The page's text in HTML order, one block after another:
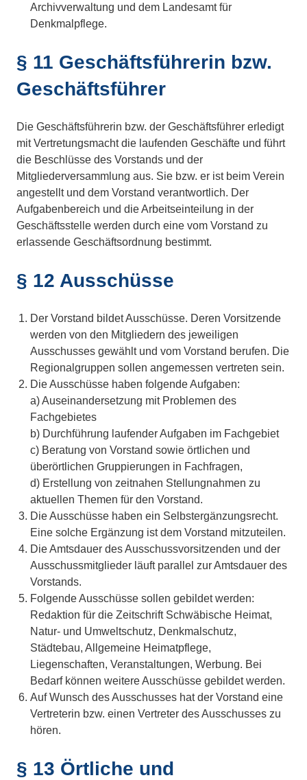
Archivverwaltung und dem Landesamt für
Denkmalpflege.
§ 11 Geschäftsführerin bzw.
Geschäftsführer
Die Geschäftsführerin bzw. der Geschäftsführer erledigt
mit Vertretungsmacht die laufenden Geschäfte und führt
die Beschlüsse des Vorstands und der
Mitgliederversammlung aus. Sie bzw. er ist beim Verein
angestellt und dem Vorstand verantwortlich. Der
Aufgabenbereich und die Arbeitseinteilung in der
Geschäftsstelle werden durch eine vom Vorstand zu
erlassende Geschäftsordnung bestimmt.
§ 12 Ausschüsse
Der Vorstand bildet Ausschüsse. Deren Vorsitzende
werden von den Mitgliedern des jeweiligen
Ausschusses gewählt und vom Vorstand berufen. Die
Regionalgruppen sollen angemessen vertreten sein.
Die Ausschüsse haben folgende Aufgaben:
a) Auseinandersetzung mit Problemen des
Fachgebietes
b) Durchführung laufender Aufgaben im Fachgebiet
c) Beratung von Vorstand sowie örtlichen und
überörtlichen Gruppierungen in Fachfragen,
d) Erstellung von zeitnahen Stellungnahmen zu
aktuellen Themen für den Vorstand.
Die Ausschüsse haben ein Selbstergänzungsrecht.
Eine solche Ergänzung ist dem Vorstand mitzuteilen.
Die Amtsdauer des Ausschussvorsitzenden und der
Ausschussmitglieder läuft parallel zur Amtsdauer des
Vorstands.
Folgende Ausschüsse sollen gebildet werden:
Redaktion für die Zeitschrift Schwäbische Heimat,
Natur- und Umweltschutz, Denkmalschutz,
Städtebau, Allgemeine Heimatpflege,
Liegenschaften, Veranstaltungen, Werbung. Bei
Bedarf können weitere Ausschüsse gebildet werden.
Auf Wunsch des Ausschusses hat der Vorstand eine
Vertreterin bzw. einen Vertreter des Ausschusses zu
hören.
§ 13 Örtliche und